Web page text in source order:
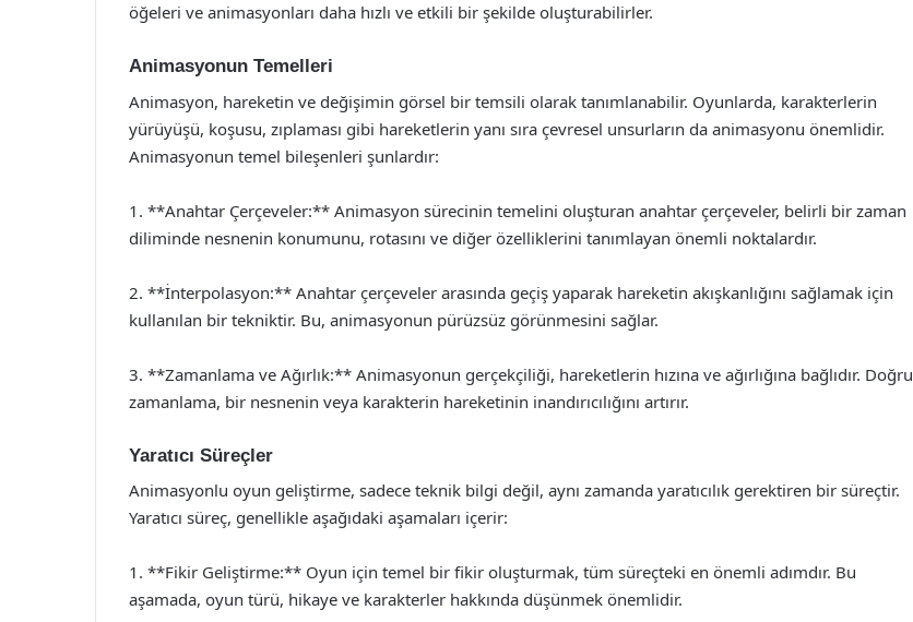
öğeleri ve animasyonları daha hızlı ve etkili bir şekilde oluşturabilirler.
Animasyonun Temelleri
Animasyon, hareketin ve değişimin görsel bir temsili olarak tanımlanabilir. Oyunlarda, karakterlerin
yürüyüşü, koşusu, zıplaması gibi hareketlerin yanı sıra çevresel unsurların da animasyonu önemlidir.
Animasyonun temel bileşenleri şunlardır:
1. **Anahtar Çerçeveler:** Animasyon sürecinin temelini oluşturan anahtar çerçeveler, belirli bir zaman
diliminde nesnenin konumunu, rotasını ve diğer özelliklerini tanımlayan önemli noktalardır.
2. **İnterpolasyon:** Anahtar çerçeveler arasında geçiş yaparak hareketin akışkanlığını sağlamak için
kullanılan bir tekniktir. Bu, animasyonun pürüzsüz görünmesini sağlar.
3. **Zamanlama ve Ağırlık:** Animasyonun gerçekçiliği, hareketlerin hızına ve ağırlığına bağlıdır. Doğru
zamanlama, bir nesnenin veya karakterin hareketinin inandırıcılığını artırır.
Yaratıcı Süreçler
Animasyonlu oyun geliştirme, sadece teknik bilgi değil, aynı zamanda yaratıcılık gerektiren bir süreçtir.
Yaratıcı süreç, genellikle aşağıdaki aşamaları içerir:
1. **Fikir Geliştirme:** Oyun için temel bir fikir oluşturmak, tüm süreçteki en önemli adımdır. Bu
aşamada, oyun türü, hikaye ve karakterler hakkında düşünmek önemlidir.